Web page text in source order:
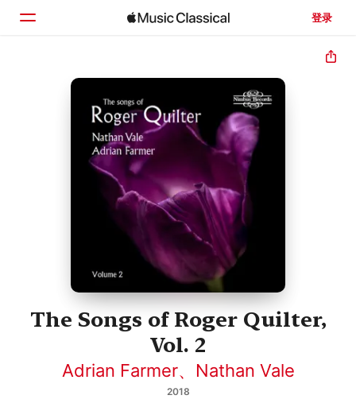
登录
主页
The Songs of Roger Quilter,
Vol. 2
Adrian Farmer、 Nathan Vale
2018